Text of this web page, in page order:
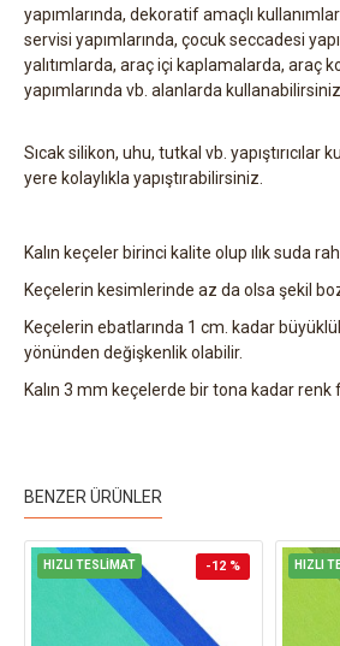
yapımlarında, dekoratif amaçlı
servisi yapımlarında, çocuk seccadesi
yalıtımlarda, araç içi kaplamalarda, araç
yapımlarında vb. alanlarda kullanabilirsiniz.
Sıcak silikon, uhu, tutkal vb. yapıştırıcılar
yere kolaylıkla yapıştırabilirsiniz.
Kalın keçeler birinci kalite olup ılık suda
Keçelerin kesimlerinde az da olsa şekil
Keçelerin ebatlarında 1 cm. kadar
yönünden değişkenlik olabilir.
Kalın 3 mm keçelerde bir tona kadar renk
BENZER ÜRÜNLER
HIZLI TESLİMAT -12 % HIZLI